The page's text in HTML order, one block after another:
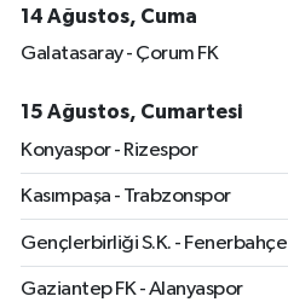
14 Ağustos, Cuma
Galatasaray - Çorum FK
15 Ağustos, Cumartesi
Konyaspor - Rizespor
Kasımpaşa - Trabzonspor
Gençlerbirliği S.K. - Fenerbahçe
Gaziantep FK - Alanyaspor